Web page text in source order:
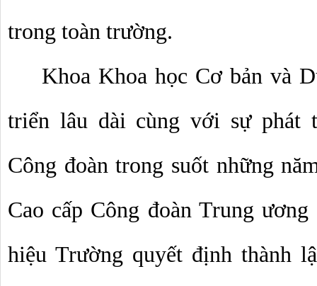
trong toàn trường.
Khoa Khoa học Cơ bản và
triển lâu dài cùng với sự phát
Công đoàn trong suốt những
Cao cấp Công đoàn Trung
hiệu Trường quyết định thành